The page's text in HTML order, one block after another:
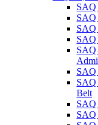
SAQ
SAQ
SAQ
SAQ
SAQ
SAQ
SAQ
Belt
SAQ
SAQ